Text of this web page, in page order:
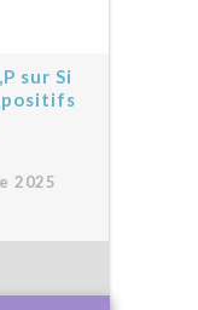
sur Si
2025